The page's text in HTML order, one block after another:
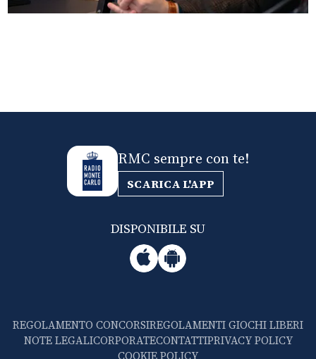
RMC sempre con te!
SCARICA L'APP
DISPONIBILE SU
REGOLAMENTO CONCORSIREGOLAMENTI GIOCHI LIBERI
NOTE LEGALICORPORATECONTATTIPRIVACY POLICY